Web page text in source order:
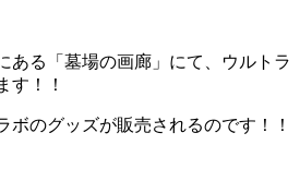
ある「墓場の画廊」にて、ウルトラ
す！！
ボのグッズが販売されるのです！！